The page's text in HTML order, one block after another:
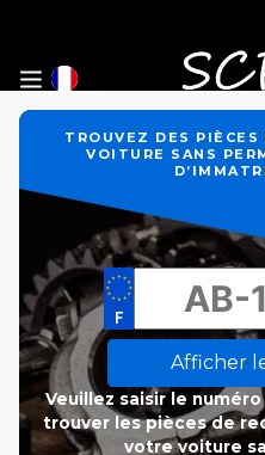
TROUVEZ DES PIÈCES
VOITURE SANS
Afficher
Veuillez saisir le
trouver les pièces de
votre voiture